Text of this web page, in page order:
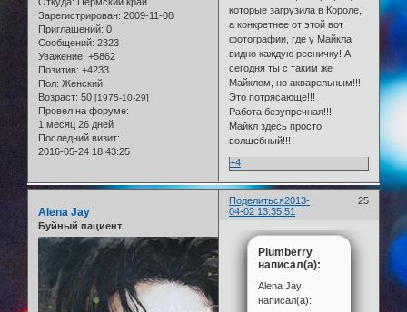
Зарегистрирован: 2009-11-08
Приглашений: 0
Сообщений: 2323
Уважение: +5862
Позитив: +4233
Пол: Женский
Возраст: 50 [1975-10-29]
Провел на форуме:
1 месяц 26 дней
Последний визит:
2016-05-24 18:43:25
которые загрузила в Короле,
а конкретнее от этой вот
фотографии, где у Майкла
видно каждую ресничку! А
сегодня ты с таким же
Майклом, но акварельным!!!
Это потрясающе!!!
Работа безупречная!!!
Майкл здесь просто
волшебный!!!
+4
Поделиться 25
2013-
04-02 13:35:51
Alena Jay
Буйный пациент
Plumberry
написал(а):
Alena Jay
написал(а):